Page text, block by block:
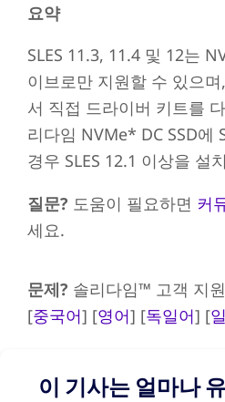
요약
SLES 11.3, 11.4 및 12는
이브로만 지원할 수 있으
서 직접 드라이버 키트를
리다임 NVMe* DC SSD에
경우 SLES 12.1 이상을 설
질문? 도움이 필요하면 커
세요.
문제? 솔리다임™ 고객 지
[중국어] [영어] [독일어] [
이 기사는 얼마나